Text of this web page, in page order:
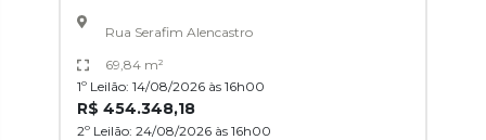
Rua Serafim Alencastro
69,84 m²
1º Leilão: 14/08/2026 às 16h00
R$ 454.348,18
2º Leilão: 24/08/2026 às 16h00